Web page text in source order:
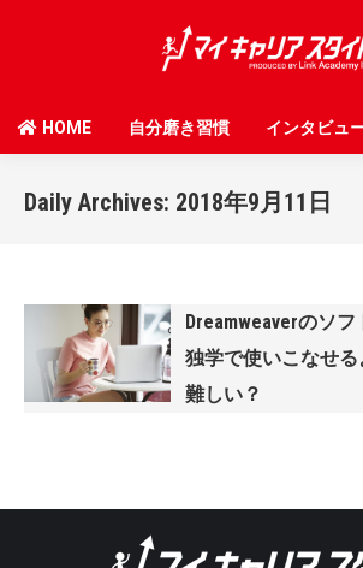
HOME 自分磨き習慣 インタビュ
Daily Archives: 2018年9月11日
Dreamweaverのソフ
独学で使いこなせ
難しい？